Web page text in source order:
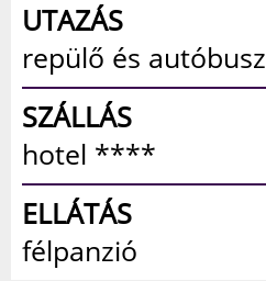
UTAZÁS
repülő és autóbusz
SZÁLLÁS
hotel ****
ELLÁTÁS
félpanzió